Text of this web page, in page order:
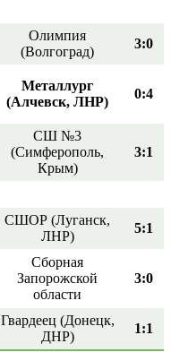
Олимпия
(Волгоград)
3:0
Металлург
(Алчевск, ЛНР)
0:4
СШ №3
(Симферополь,
Крым)
3:1
СШОР (Луганск,
ЛНР)
5:1
Сборная
Запорожской
области
3:0
Гвардеец (Донецк,
ДНР)
1:1